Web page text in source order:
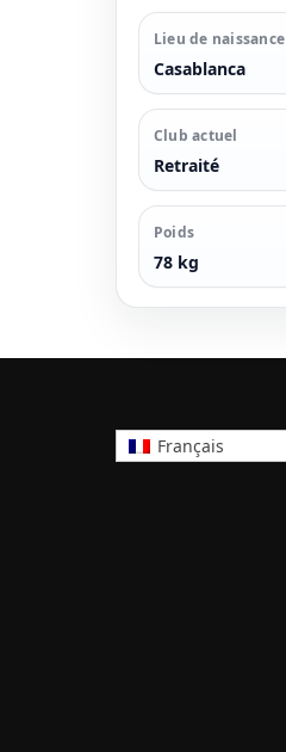
Lieu de naissance
Casablanca
Club actuel
Retraité
Poids
78 kg
Français